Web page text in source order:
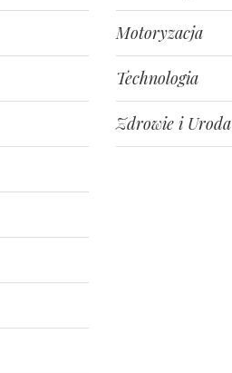
Motoryzacja
Technologia
Zdrowie i Uroda